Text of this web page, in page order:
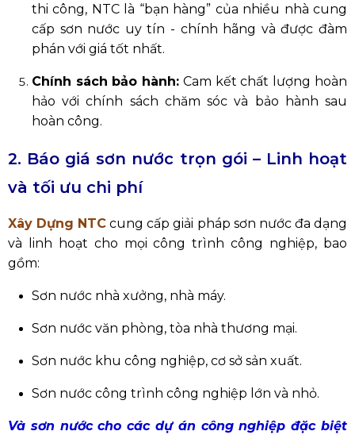
thi công, NTC là “bạn hàng” của nhiều nhà cung
cấp sơn nước uy tín - chính hãng vàđược đàm
phán với giá tốt nhất.
Chính sách bảo hành: Cam kết chất lượng hoàn
hảo với chính sách chăm sóc và bảo hành sau
hoàn công.
2. Báo giá sơn nước trọn gói – Linh hoạt
và tối ưu chi phí
Xây Dựng NTC cung cấp giải pháp sơn nước đa dạng
và linh hoạt cho mọi công trình công nghiệp, bao
gồm:
Sơn nước nhà xưởng, nhà máy.
Sơn nước văn phòng, tòa nhà thương mại.
Sơn nước khu công nghiệp, cơ sở sản xuất.
Sơn nước công trình công nghiệp lớn và nhỏ.
Và sơn nước cho các dự án công nghiệp đặc biệt